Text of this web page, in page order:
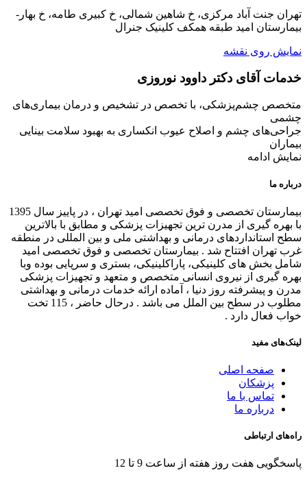
تهران جنت آباد مرکزی، خ شاهین شمالی، خ کبیری طامه، خ بهار-
بیمارستان امید طبقه همکف کلینیک جنرال
نمایش روی نقشه
خدمات آقای دکتر داوود نوروزی
متخصص چشم‌پزشکی، با تخصص در تشخیص و درمان بیماری‌های
چشمی
جراحی‌های چشم و اصلاح عیوب انکساری به بهبود سلامت بینایی
بیماران
نمایش ادامه
درباره ما
بیمارستان تخصصی و فوق تخصصی امید تهران ، در پاییز سال 1395
با بهره گیری از مدرن ترین تجهیزات پزشکی و مطابق با بالاترین
سطح استانداردهای درمانی و بهداشتی ملی و بین المللی در منطقه
غرب تهران افتتاح شد . بیمارستان تخصصی و فوق تخصصی امید
شامل بخش های کلینیکی، پاراکلینیکی، بستری و سرپایی بوده وبا
بهره گیری از نیروی انسانی متخصص و متعهد و تجهیزات پزشکی
مدرن و پیشرفته روز دنیا ، آماده ارائه خدمات درمانی و بهداشتی
مطلوب در سطح بین الملل می باشد . درحال حاضر ، 115 تخت
خواب فعال دارد .
لینک‌های مفید
صفحه اصلی
پزشکان
تماس با ما
درباره ما
راه‌های ارتباطی
پاسخگویی هفت روز هفته از ساعت 9 تا 12